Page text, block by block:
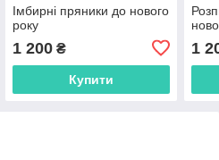
Імбирні пряники до нового
року
1 200₴
Купити
1